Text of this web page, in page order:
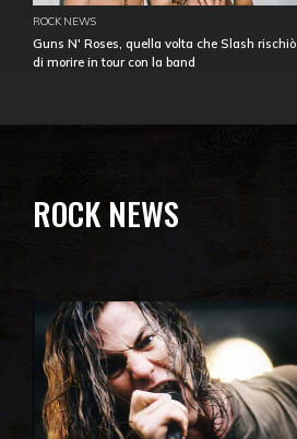
ROCK NEWS
Guns N' Roses, quella volta che Slash rischiò
di morire in tour con la band
ROCK NEWS